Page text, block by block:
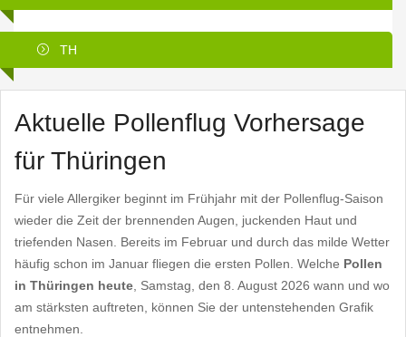
TH
Aktuelle Pollenflug Vorhersage
für Thüringen
Für viele Allergiker beginnt im Frühjahr mit der Pollenflug-Saison
wieder die Zeit der brennenden Augen, juckenden Haut und
triefenden Nasen. Bereits im Februar und durch das milde Wetter
häufig schon im Januar fliegen die ersten Pollen. Welche Pollen
in Thüringen heute , Samstag, den 8. August 2026 wann und wo
am stärksten auftreten, können Sie der untenstehenden Grafik
entnehmen.